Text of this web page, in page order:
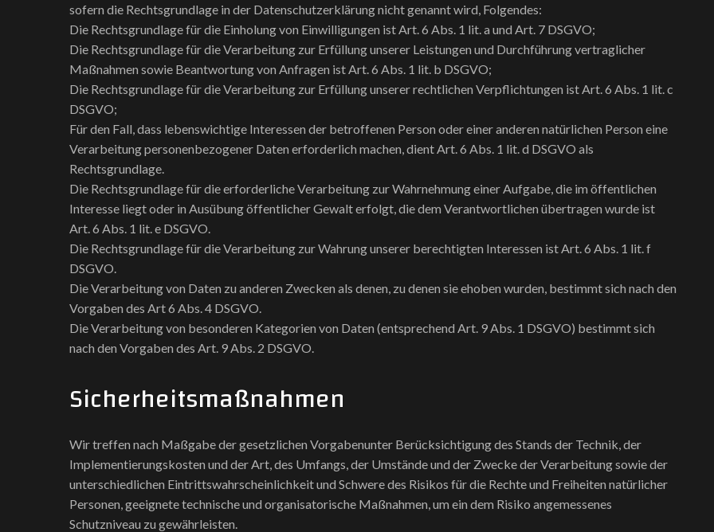
sofern die Rechtsgrundlage in der Datenschutzerklärung nicht genannt wird, Folgendes:
Die Rechtsgrundlage für die Einholung von Einwilligungen ist Art. 6 Abs. 1 lit. a und Art. 7 DSGVO;
Die Rechtsgrundlage für die Verarbeitung zur Erfüllung unserer Leistungen und Durchführung vertraglicher
Maßnahmen sowie Beantwortung von Anfragen ist Art. 6 Abs. 1 lit. b DSGVO;
Die Rechtsgrundlage für die Verarbeitung zur Erfüllung unserer rechtlichen Verpflichtungen ist Art. 6 Abs. 1 lit. c
DSGVO;
Für den Fall, dass lebenswichtige Interessen der betroffenen Person oder einer anderen natürlichen Person eine
Verarbeitung personenbezogener Daten erforderlich machen, dient Art. 6 Abs. 1 lit. d DSGVO als
Rechtsgrundlage.
Die Rechtsgrundlage für die erforderliche Verarbeitung zur Wahrnehmung einer Aufgabe, die im öffentlichen
Interesse liegt oder in Ausübung öffentlicher Gewalt erfolgt, die dem Verantwortlichen übertragen wurde ist
Art. 6 Abs. 1 lit. e DSGVO.
Die Rechtsgrundlage für die Verarbeitung zur Wahrung unserer berechtigten Interessen ist Art. 6 Abs. 1 lit. f
DSGVO.
Die Verarbeitung von Daten zu anderen Zwecken als denen, zu denen sie ehoben wurden, bestimmt sich nach den
Vorgaben des Art 6 Abs. 4 DSGVO.
Die Verarbeitung von besonderen Kategorien von Daten (entsprechend Art. 9 Abs. 1 DSGVO) bestimmt sich
nach den Vorgaben des Art. 9 Abs. 2 DSGVO.
Sicherheitsmaßnahmen
Wir treffen nach Maßgabe der gesetzlichen Vorgabenunter Berücksichtigung des Stands der Technik, der
Implementierungskosten und der Art, des Umfangs, der Umstände und der Zwecke der Verarbeitung sowie der
unterschiedlichen Eintrittswahrscheinlichkeit und Schwere des Risikos für die Rechte und Freiheiten natürlicher
Personen, geeignete technische und organisatorische Maßnahmen, um ein dem Risiko angemessenes
Schutzniveau zu gewährleisten.